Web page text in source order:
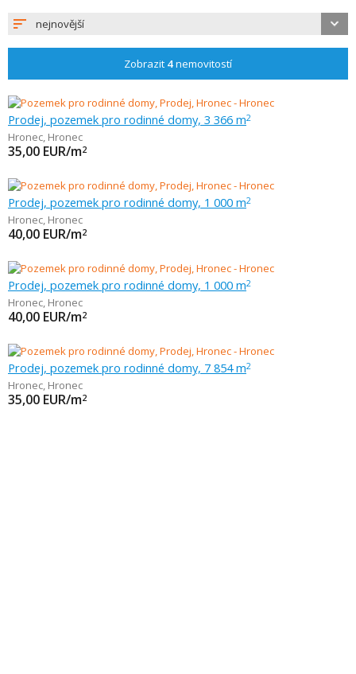
nejnovější
Zobrazit 4nemovitostí
Prodej, pozemek pro rodinné domy, 3 366 m2
Hronec, Hronec
35,00 EUR/m2
Prodej, pozemek pro rodinné domy, 1 000 m2
Hronec, Hronec
40,00 EUR/m2
Prodej, pozemek pro rodinné domy, 1 000 m2
Hronec, Hronec
40,00 EUR/m2
Prodej, pozemek pro rodinné domy, 7 854 m2
Hronec, Hronec
35,00 EUR/m2